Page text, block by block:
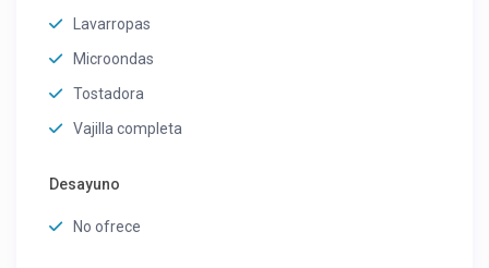
Lavarropas
Microondas
Tostadora
Vajilla completa
Desayuno
No ofrece